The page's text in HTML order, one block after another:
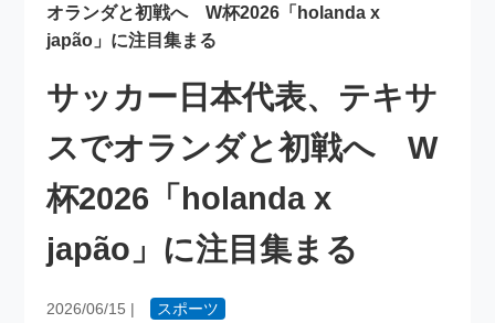
オランダと初戦へ W杯2026「holanda x
japão」に注目集まる
サッカー日本代表、テキサ
スでオランダと初戦へ W
杯2026「holanda x
japão」に注目集まる
2026/06/15 | スポーツ